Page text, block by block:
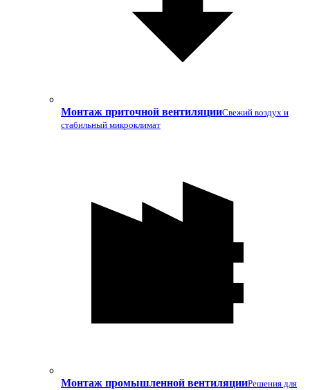
Монтаж приточной вентиляцииСвежий воздух и
стабильный микроклимат
Монтаж промышленной вентиляцииРешения для